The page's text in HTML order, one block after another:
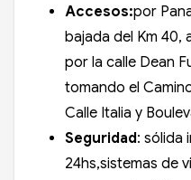
Accesos:por
bajada del Km 40,
por la calle Dean
tomando el
Calle Italia y
Seguridad: sólida
24hs,sistemas de